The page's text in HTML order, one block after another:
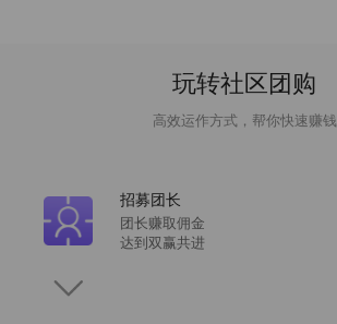
玩转社区团购
高效运作方式，帮你快速赚钱
招募团长
团长赚取佣金
达到双赢共进